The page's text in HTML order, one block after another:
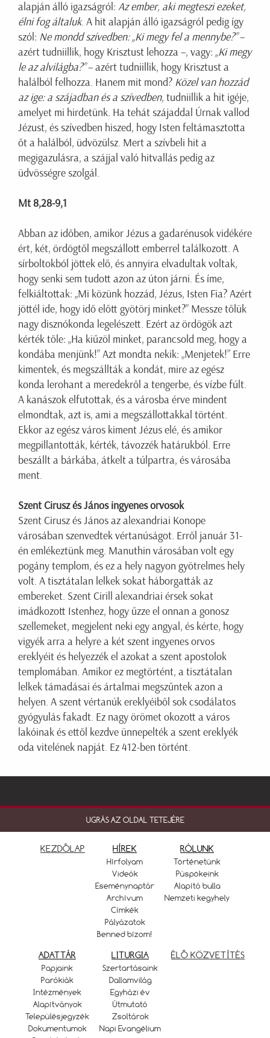
alapján álló igazságról: Az ember, aki megteszi ezeket,
élni fog általuk. A hit alapján álló igazságról pedig így
szól: Ne mondd szívedben: „Ki megy fel a mennybe?”–
azért tudniillik, hogy Krisztust lehozza –, vagy: „Ki megy
le az alvilágba?”– azért tudniillik, hogy Krisztust a
halálból felhozza. Hanem mit mond? Közel van hozzád
az ige: a szájadban és a szívedben, tudniillik a hit igéje,
amelyet mi hirdetünk. Ha tehát szájaddal Úrnak vallod
Jézust, és szívedben hiszed, hogy Isten feltámasztotta
őt a halálból, üdvözülsz. Mert a szívbeli hit a
megigazulásra, a szájjal való hitvallás pedig az
üdvösségre szolgál.
Mt 8,28-9,1
Abban az időben, amikor Jézus a gadarénusok vidékére
ért, két, ördögtől megszállott emberrel találkozott. A
sírboltokból jöttek elő, és annyira elvadultak voltak,
hogy senki sem tudott azon az úton járni. És íme,
felkiáltottak: „Mi közünk hozzád, Jézus, Isten Fia? Azért
jöttél ide, hogy idő előtt gyötörj minket?” Messze tőlük
nagy disznókonda legelészett. Ezért az ördögök azt
kérték tőle: „Ha kiűzöl minket, parancsold meg, hogy a
kondába menjünk!” Azt mondta nekik: „Menjetek!” Erre
kimentek, és megszállták a kondát, mire az egész
konda lerohant a meredekről a tengerbe, és vízbe fúlt.
A kanászok elfutottak, és a városba érve mindent
elmondtak, azt is, ami a megszállottakkal történt.
Ekkor az egész város kiment Jézus elé, és amikor
megpillantották, kérték, távozzék határukból. Erre
beszállt a bárkába, átkelt a túlpartra, és városába
ment.
Szent Cirusz és János ingyenes orvosok
Szent Cirusz és János az alexandriai Konope
városában szenvedtek vértanúságot. Erről január 31-
én emlékeztünk meg. Manuthin városában volt egy
pogány templom, és ez a hely nagyon gyötrelmes hely
volt. A tisztátalan lelkek sokat háborgatták az
embereket. Szent Cirill alexandriai érsek sokat
imádkozott Istenhez, hogy űzze el onnan a gonosz
szellemeket, megjelent neki egy angyal, és kérte, hogy
vigyék arra a helyre a két szent ingyenes orvos
ereklyéit és helyezzék el azokat a szent apostolok
templomában. Amikor ez megtörtént, a tisztátalan
lelkek támadásai és ártalmai megszűntek azon a
helyen. A szent vértanúk ereklyéiből sok csodálatos
gyógyulás fakadt. Ez nagy örömet okozott a város
lakóinak és ettől kezdve ünnepelték a szent ereklyék
oda vitelének napját. Ez 412-ben történt.
UGRÁS AZ OLDAL TETEJÉRE
KEZDŐLAP HÍREK
Hírfolyam
Videók
Eseménynaptár
Archívum
Címkék
Pályázatok
Benned bízom!
RÓLUNK
Történetünk
Püspökeink
Alapító bulla
Nemzeti kegyhely
ADATTÁR
Papjaink
Parókiák
Intézmények
Alapítványok
Településjegyzék
Dokumentumok
LITURGIA
Szertartásaink
Dallamvilág
Egyházi év
Útmutató
Zsoltárok
Napi Evangélium
ÉLŐ KÖZVETÍTÉS